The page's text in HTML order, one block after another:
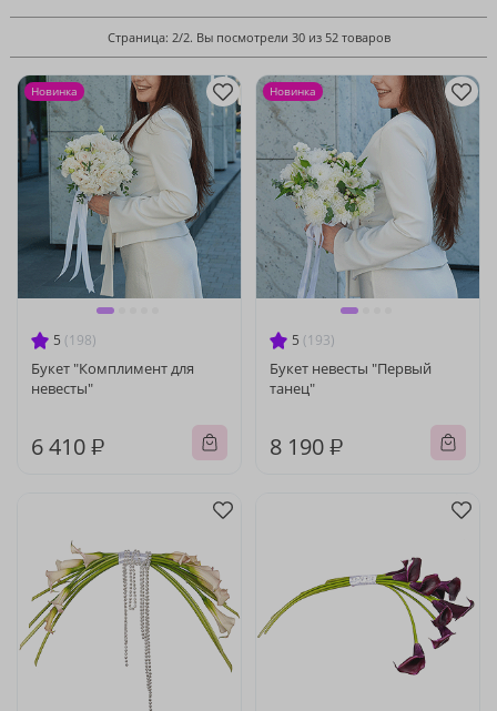
Страница: 2/2. Вы посмотрели 30 из 52 товаров
5 (198)
Букет "Комплимент для
невесты"
6 410 ₽
Новинка
5 (193)
Букет невесты "Первый
танец"
8 190 ₽
Новинка